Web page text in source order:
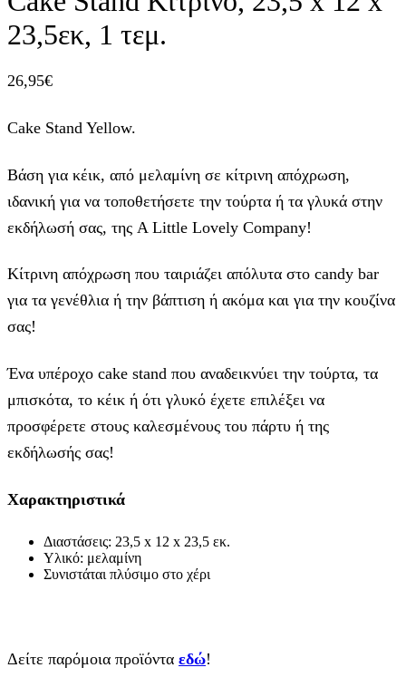
23,5εκ, 1 τεμ.
26,95€
Cake Stand Yellow.
Βάση για κέικ, από μελαμίνη σε κίτρινη απόχρωση,
ιδανική για να τοποθετήσετε την τούρτα ή τα γλυκά στην
εκδήλωσή σας, της A Little Lovely Company!
Κίτρινη απόχρωση που ταιριάζει απόλυτα στο candy bar
για τα γενέθλια ή την βάπτιση ή ακόμα και για την κουζίνα
σας!
Ένα υπέροχο cake stand που αναδεικνύει την τούρτα, τα
μπισκότα, το κέικ ή ότι γλυκό έχετε επιλέξει να
προσφέρετε στους καλεσμένους του πάρτυ ή της
εκδήλωσής σας!
Χαρακτηριστικά
Διαστάσεις: 23,5 x 12 x 23,5 εκ.
Υλικό: μελαμίνη
Συνιστάται πλύσιμο στο χέρι
Δείτε παρόμοια προϊόντα εδώ!